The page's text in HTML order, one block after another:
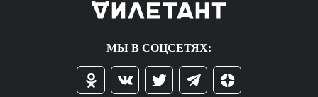
МЫ В СОЦСЕТЯХ: